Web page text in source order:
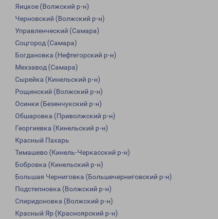
Яицкое (Волжский р-н)
Черновский (Волжский р-н)
Управленческий (Самара)
Соцгород (Самара)
Богдановка (Нефтегорский р-н)
Мехзавод (Самара)
Сырейка (Кинельский р-н)
Рощинский (Волжский р-н)
Осинки (Безенчукский р-н)
Обшаровка (Приволжский р-н)
Георгиевка (Кинельский р-н)
Красный Пахарь
Тимашево (Кинель-Черкасский р-н)
Бобровка (Кинельский р-н)
Большая Черниговка (Большечерниговский р-н)
Подстепновка (Волжский р-н)
Спиридоновка (Волжский р-н)
Красный Яр (Красноярский р-н)